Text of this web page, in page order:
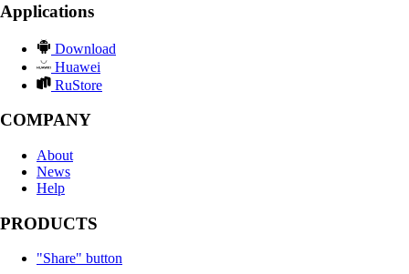
Applications
Download
Huawei
RuStore
COMPANY
About
News
Help
PRODUCTS
"Share" button